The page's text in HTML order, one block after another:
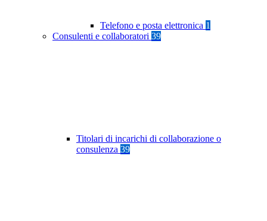
Telefono e posta elettronica 1
Consulenti e collaboratori 39
Titolari di incarichi di collaborazione o
consulenza 39